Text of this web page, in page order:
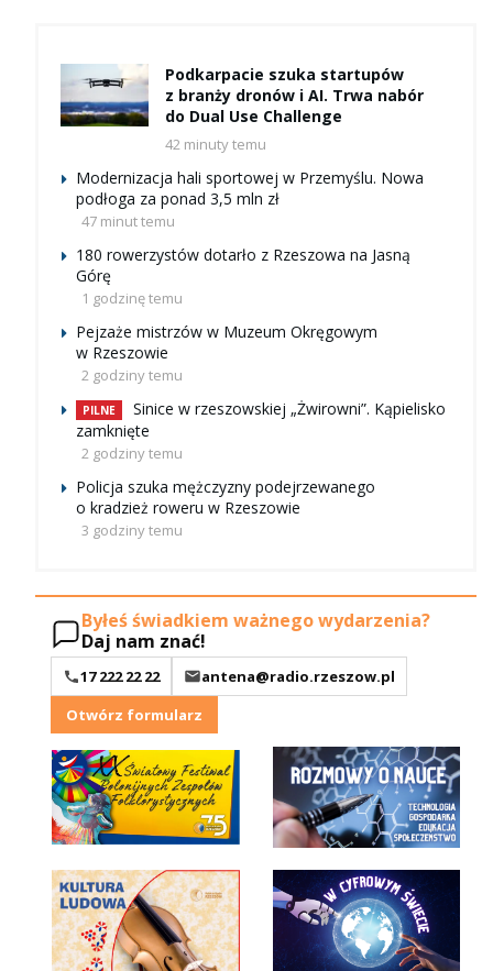
Podkarpacie szuka startupów
z branży dronów i AI. Trwa nabór
do Dual Use Challenge
42 minuty temu
Modernizacja hali sportowej w Przemyślu. Nowa
podłoga za ponad 3,5 mln zł
47 minut temu
180 rowerzystów dotarło z Rzeszowa na Jasną
Górę
1 godzinę temu
Pejzaże mistrzów w Muzeum Okręgowym
w Rzeszowie
2 godziny temu
PILNE
Sinice w rzeszowskiej „Żwirowni”. Kąpielisko
zamknięte
2 godziny temu
Policja szuka mężczyzny podejrzewanego
o kradzież roweru w Rzeszowie
3 godziny temu
Byłeś świadkiem ważnego wydarzenia?
Daj nam znać!
17 222 22 22
antena@radio.rzeszow.pl
Otwórz formularz